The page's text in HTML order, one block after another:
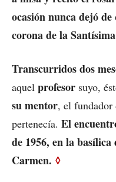
ocasión nunca dejó
corona de la
Transcurridos dos
aquel profesor suyo,
su mentor, el
pertenecía. El
de 1956, en la
Carmen. ◊